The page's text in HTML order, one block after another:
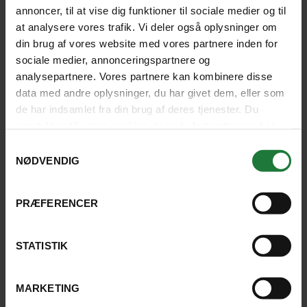
annoncer, til at vise dig funktioner til sociale medier og til
at analysere vores trafik. Vi deler også oplysninger om
din brug af vores website med vores partnere inden for
sociale medier, annonceringspartnere og
analysepartnere. Vores partnere kan kombinere disse
data med andre oplysninger, du har givet dem, eller som
de har indsamlet fra din brug af deres tjenester. Du
NØDVENDIG
PRÆFERENCER
STATISTIK
MARKETING
2 REJSER TIL MARIA NOVA LOUNGE
HOTEL